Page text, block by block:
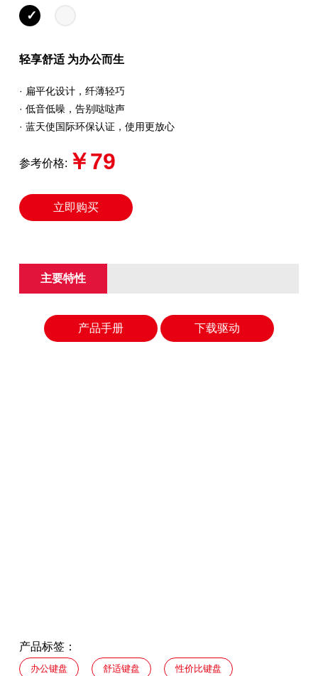
轻享舒适 为办公而生
· 扁平化设计，纤薄轻巧
· 低音低噪，告别哒哒声
· 蓝天使国际环保认证，使用更放心
参考价格: ￥79
立即购买
主要特性
产品手册 下载驱动
产品标签：
办公键盘 舒适键盘 性价比键盘